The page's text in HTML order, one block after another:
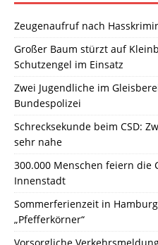
Zeugenaufruf nach
Großer Baum stürzt auf
Schutzengel im Einsatz
Zwei Jugendliche im
Bundespolizei
Schrecksekunde beim CSD:
sehr nahe
300.000 Menschen feiern die
Innenstadt
Sommerferienzeit in
„Pfefferkörner“
Vorsorgliche